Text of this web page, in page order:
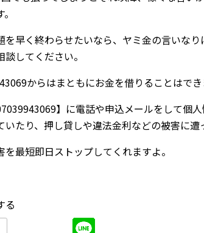
を早く終わらせたいなら、ヤミ金の言いな
談してください。
からはまともにお金を借りることはでき
】に電話や申込メールをして個
いたり、押し貸しや違法金利などの被害に遭
を最短即日ストップしてくれますよ。
る